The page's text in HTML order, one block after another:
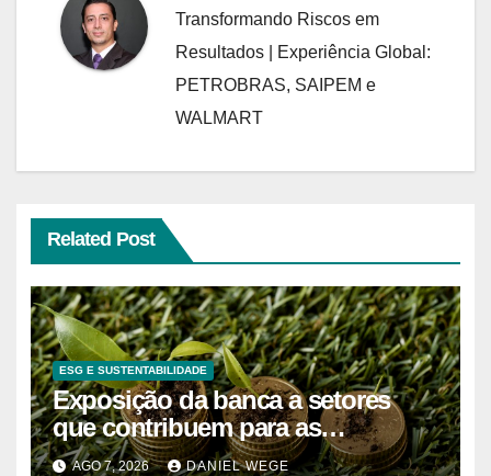
Transformando Riscos em
Resultados | Experiência Global:
PETROBRAS, SAIPEM e
WALMART
Related Post
ESG E SUSTENTABILIDADE
Exposição da banca a setores
que contribuem para as
alterações climáticas mantém-se
AGO 7, 2026 DANIEL WEGE